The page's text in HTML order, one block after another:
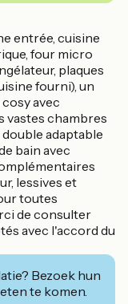
entrée, cuisine
four micro
plaques
fourni), un
cosy avec
vastes chambres
adaptable
bain avec
lessives et
toutes
de consulter
avec l'accord du
Bezoek hun
te komen.